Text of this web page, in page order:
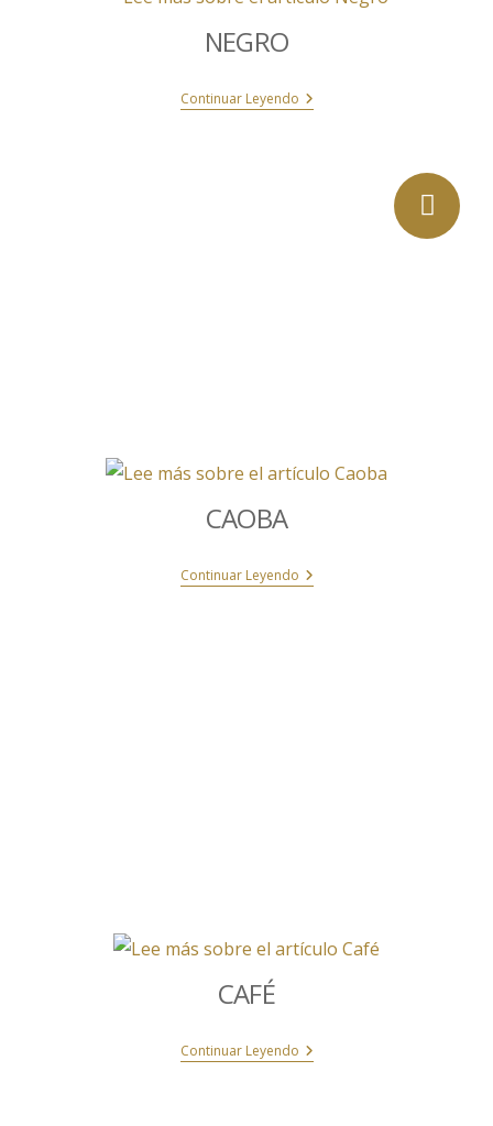
NEGRO
Continuar Leyendo
CAOBA
Continuar Leyendo
CAFÉ
Continuar Leyendo